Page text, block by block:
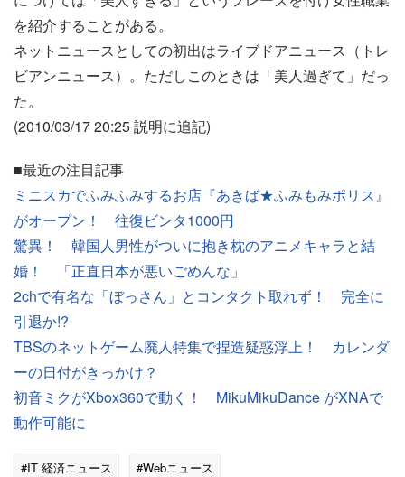
を紹介することがある。
ネットニュースとしての初出はライブドアニュース（トレ
ビアンニュース）。ただしこのときは「美人過ぎて」だっ
た。
(2010/03/17 20:25 説明に追記)
■最近の注目記事
ミニスカでふみふみするお店『あきば★ふみもみポリス』
がオープン！ 往復ビンタ1000円
驚異！ 韓国人男性がついに抱き枕のアニメキャラと結
婚！ 「正直日本が悪いごめんな」
2chで有名な「ぼっさん」とコンタクト取れず！ 完全に
引退か!?
TBSのネットゲーム廃人特集で捏造疑惑浮上！ カレンダ
ーの日付がきっかけ？
初音ミクがXbox360で動く！ MikuMikuDance がXNAで
動作可能に
#IT 経済ニュース #Webニュース